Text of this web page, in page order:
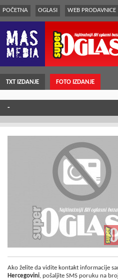
POČETNA OGLASI WEB PRODAVNICE
TXT IZDANJE FOTO IZDANJE
-
Ako želite da vidite kontakt informacije
Hercegovini, pošaljite SMS poruku na